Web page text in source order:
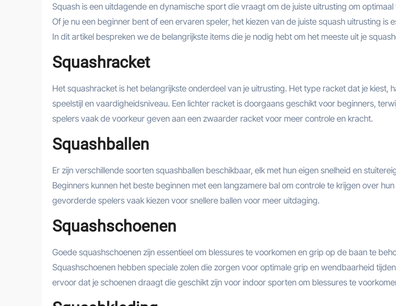
Squash is een uitdagende en dynamische sport die vraagt om de juiste uitrusting om
Of je nu een beginner bent of een ervaren speler, het kiezen van de juiste squash uitrusting is
In dit artikel bespreken we de belangrijkste items die je nodig hebt om het meeste uit je
Squashracket
Het squashracket is het belangrijkste onderdeel van je uitrusting. Het type racket dat je kiest,
speelstijl en vaardigheidsniveau. Een lichter racket is doorgaans geschikt voor beginners,
spelers vaak de voorkeur geven aan een zwaarder racket voor meer controle en kracht.
Squashballen
Er zijn verschillende soorten squashballen beschikbaar, elk met hun eigen snelheid en
Beginners kunnen het beste beginnen met een langzamere bal om controle te krijgen over
gevorderde spelers vaak kiezen voor snellere ballen voor meer uitdaging.
Squashschoenen
Goede squashschoenen zijn essentieel om blessures te voorkomen en grip op de baan te
Squashschoenen hebben speciale zolen die zorgen voor optimale grip en wendbaarheid
ervoor dat je schoenen draagt die geschikt zijn voor indoor sporten om blessures te